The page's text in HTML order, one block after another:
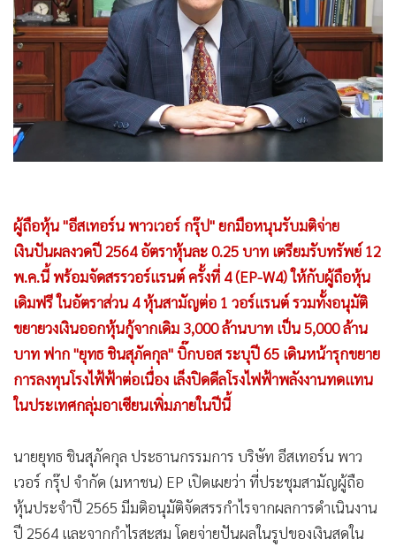
• ผู้จัดกวน
• Good health & Well-being
•
Green Innovation & SD
• Management & HR
• MGR Live
•
• กีฬา
• ต่างประเทศ
• Special Scoop
• เศรษฐกิจ-ธุรกิจ
• จีน
ชุมชน-คุณภาพชีวิต
•
อาชญากรรม
• เกม
• วิทยาศาสตร์
• SMEs
• หุ้น
ผู้ถือหุ้น "อีสเทอร์น พาวเวอร์ กรุ๊ป" ยกมือหนุนรับมติจ่าย
เงินปันผลงวดปี 2564 อัตราหุ้นละ 0.25 บาท เตรียมรับทรัพย์ 12
พ.ค.นี้ พร้อมจัดสรรวอร์แรนต์ ครั้งที่ 4 (EP-W4) ให้กับผู้ถือหุ้น
เดิมฟรี ในอัตราส่วน 4 หุ้นสามัญต่อ 1 วอร์แรนต์ รวมทั้งอนุมัติ
ขยายวงเงินออกหุ้นกู้จากเดิม 3,000 ล้านบาท เป็น 5,000 ล้าน
บาท ฟาก "ยุทธ ชินสุภัคกุล" บิ๊กบอส ระบุปี 65 เดินหน้ารุกขยาย
การลงทุนโรงไฟ้ฟ้าต่อเนื่อง เล็งปิดดีลโรงไฟฟ้าพลังงานทดแทน
ในประเทศกลุ่มอาเซียนเพิ่มภายในปีนี้
นายยุทธ ชินสุภัคกุล ประธานกรรมการ บริษัท อีสเทอร์น พาว
เวอร์ กรุ๊ป จำกัด (มหาชน) EP เปิดเผยว่า ที่ประชุมสามัญผู้ถือ
หุ้นประจำปี 2565 มีมติอนุมัติจัดสรรกำไรจากผลการดำเนินงาน
ปี 2564 และจากกำไรสะสม โดยจ่ายปันผลในรูปของเงินสดใน